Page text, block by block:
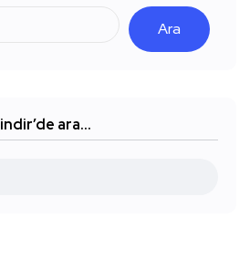
Ara
indir’de ara…